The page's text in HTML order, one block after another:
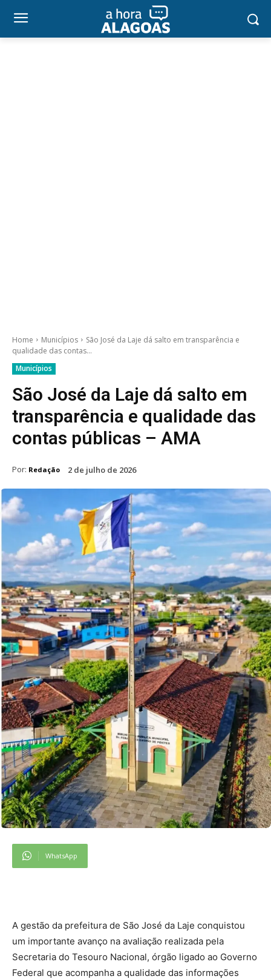
Home Municípios
São José da Laje dá salto em transparência e
qualidade das contas...
Municípios
São José da Laje dá salto em
transparência e qualidade das
contas públicas – AMA
Por: Redação 2 de julho de 2026
WhatsApp
A gestão da prefeitura de São José da Laje conquistou
um importante avanço na avaliação realizada pela
Secretaria do Tesouro Nacional, órgão ligado ao Governo
Federal que acompanha a qualidade das informações